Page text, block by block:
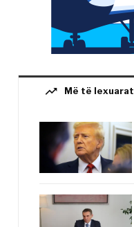
trending_up Më të lexuarat